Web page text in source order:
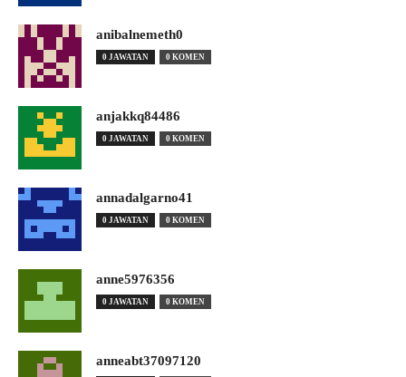
anibalnemeth0
0 JAWATAN 0 KOMEN
anjakkq84486
0 JAWATAN 0 KOMEN
annadalgarno41
0 JAWATAN 0 KOMEN
anne5976356
0 JAWATAN 0 KOMEN
anneabt37097120